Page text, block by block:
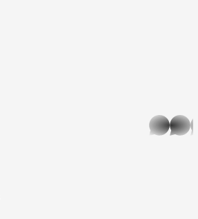
whatsapp